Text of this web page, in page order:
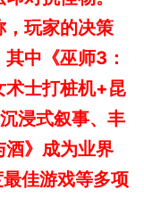
，玩家的决策
其中《巫师3：
术士打桩机+昆
浸式叙事、丰
酒》成为业界
佳游戏等多项